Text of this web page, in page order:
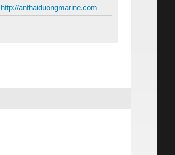
http://anthaiduongmarine.com